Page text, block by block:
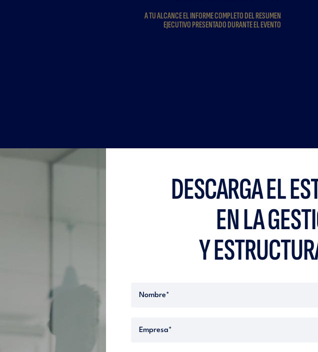
A TU ALCANCE EL INFORME COMPLETO DEL RESUMEN
EJECUTIVO PRESENTADO DURANTE EL EVENTO
DESCARGA EL
EN LA
Y